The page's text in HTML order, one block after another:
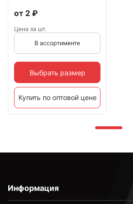
от 2 ₽
Цена за шт.
В ассортименте
Выбрать размер
Купить по оптовой цене
Информация